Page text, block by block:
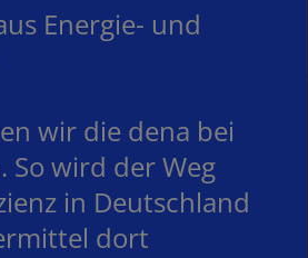
Energie- und
wir die dena bei
wird der Weg
in Deutschland
dort